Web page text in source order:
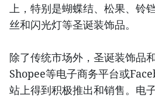
上，特别是蝴蝶结、松果、铃
丝和闪光灯等圣诞装饰品。
除了传统市场外，圣诞装饰品
Shopee等电子商务平台或
站上得到积极推出和销售。电